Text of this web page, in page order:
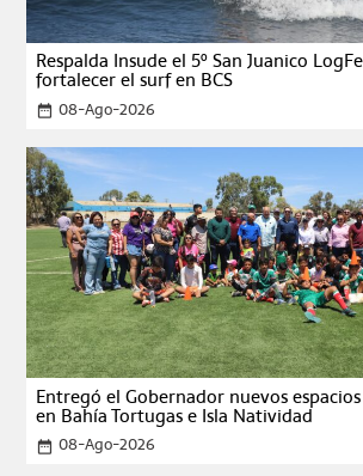
Respalda Insude el 5º San Juanico
fortalecer el surf en BCS
date_range 08-Ago-2026
Entregó el Gobernador nuevos
en Bahía Tortugas e Isla Natividad
date_range 08-Ago-2026